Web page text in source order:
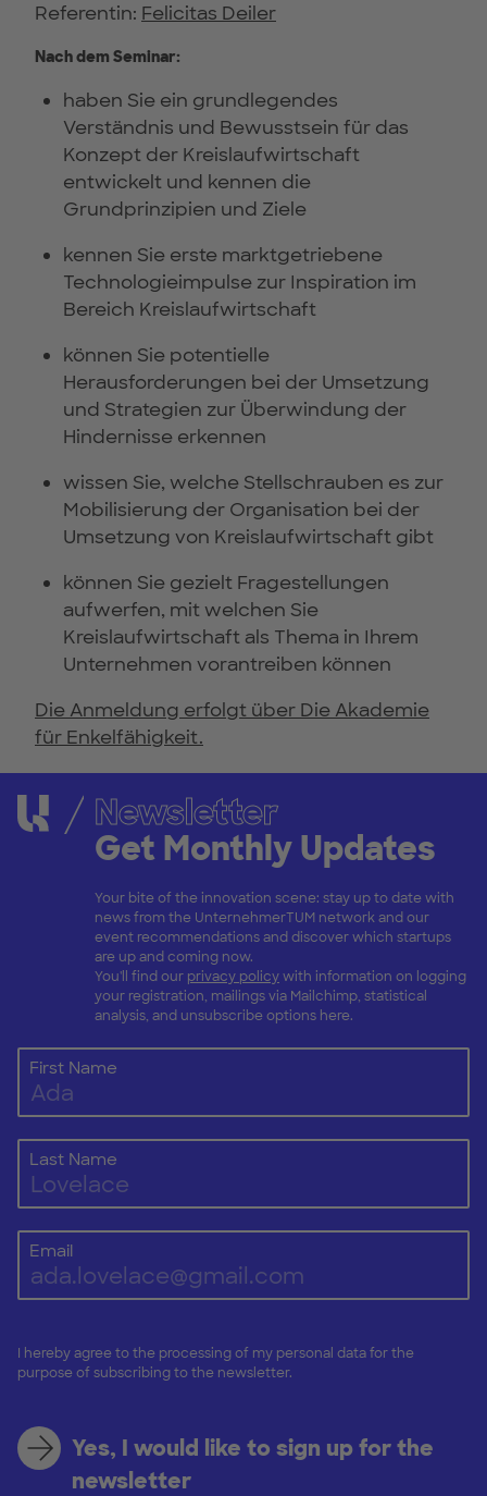
Referentin: Felicitas Deiler
Nach dem Seminar:
haben Sie ein grundlegendes
Verständnis und Bewusstsein für das
Konzept der Kreislaufwirtschaft
entwickelt und kennen die
Grundprinzipien und Ziele
kennen Sie erste marktgetriebene
Technologieimpulse zur Inspiration im
Bereich Kreislaufwirtschaft
können Sie potentielle
Herausforderungen bei der Umsetzung
und Strategien zur Überwindung der
Hindernisse erkennen
wissen Sie, welche Stellschrauben es zur
Mobilisierung der Organisation bei der
Umsetzung von Kreislaufwirtschaft gibt
können Sie gezielt Fragestellungen
aufwerfen, mit welchen Sie
Kreislaufwirtschaft als Thema in Ihrem
Unternehmen vorantreiben können
Die Anmeldung erfolgt über Die Akademie
für Enkelfähigkeit.
Newsletter
Get Monthly Updates
Your bite of the innovation scene: stay up to date with
news from the UnternehmerTUM network and our
event recommendations and discover which startups
are up and coming now.
You'll find our privacy policywith information on logging
your registration, mailings via Mailchimp, statistical
analysis, and unsubscribe options here.
First Name
Last Name
Email
I hereby agree to the processing of my personal data for the
purpose of subscribing to the newsletter.
Yes, I would like to sign up for the
newsletter